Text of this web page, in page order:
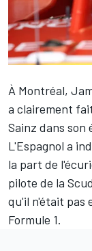
À Montréal,
a clairement
Sainz dans son
L'Espagnol a
la part de
pilote de la
qu'il n'était pas
Formule 1.